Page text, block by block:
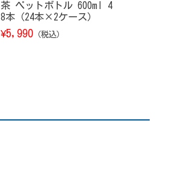
茶 ペットボトル 600ml 4
8本（24本×2ケース）
¥5,990 （税込）